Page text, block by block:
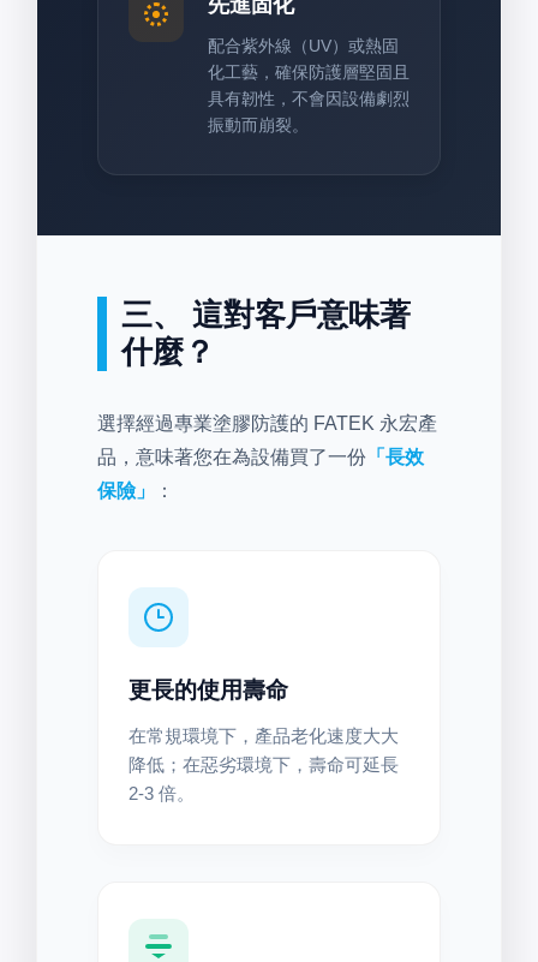
先進固化
配合紫外線（UV）或熱固
化工藝，確保防護層堅固且
具有韌性，不會因設備劇烈
振動而崩裂。
三、 這對客戶意味著
什麼？
選擇經過專業塗膠防護的 FATEK 永宏產
品，意味著您在為設備買了一份 「長效
保險」
：
更長的使用壽命
在常規環境下，產品老化速度大大
降低；在惡劣環境下，壽命可延長
2-3 倍。